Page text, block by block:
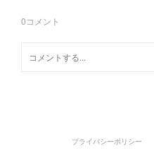
0コメント
プライバシーポリシー